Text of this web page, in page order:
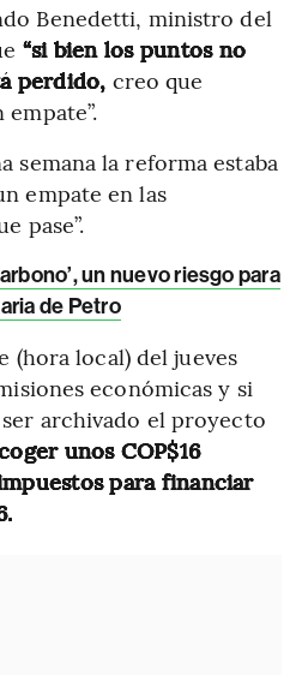
Benedetti, ministro del
“si bien los puntos no
perdido, creo que
semana la reforma estaba
empate en las
pase”.
un nuevo riesgo para
de Petro
(hora local) del jueves
económicas y si
archivado el proyecto
unos COP$16
para financiar